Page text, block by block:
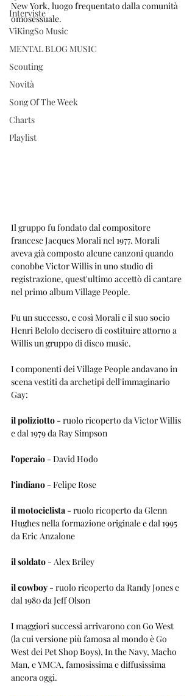
Interviste
ViKingSo Music
MENTAL BLOG MUSIC
Scouting
Novità
Song Of The Week
Charts
Playlist
New York, luogo frequentato dalla comunità
omosessuale.
Il gruppo fu fondato dal compositore
francese Jacques Morali nel 1977. Morali
aveva già composto alcune canzoni quando
conobbe Victor Willis in uno studio di
registrazione, quest'ultimo accettò di cantare
nel primo album Village People.
Fu un successo, e così Morali e il suo socio
Henri Belolo decisero di costituire attorno a
Willis un gruppo di disco music.
I componenti dei Village People andavano in
scena vestiti da archetipi dell'immaginario
Gay:
il poliziotto - ruolo ricoperto da Victor Willis
e dal 1979 da Ray Simpson
l'operaio - David Hodo
l'indiano - Felipe Rose
il motociclista - ruolo ricoperto da Glenn
Hughes nella formazione originale e dal 1995
da Eric Anzalone
il soldato - Alex Briley
il cowboy - ruolo ricoperto da Randy Jones e
dal 1980 da Jeff Olson
I maggiori successi arrivarono con Go West
(la cui versione più famosa al mondo è Go
West dei Pet Shop Boys), In the Navy, Macho
Man, e YMCA, famosissima e diffusissima
ancora oggi.